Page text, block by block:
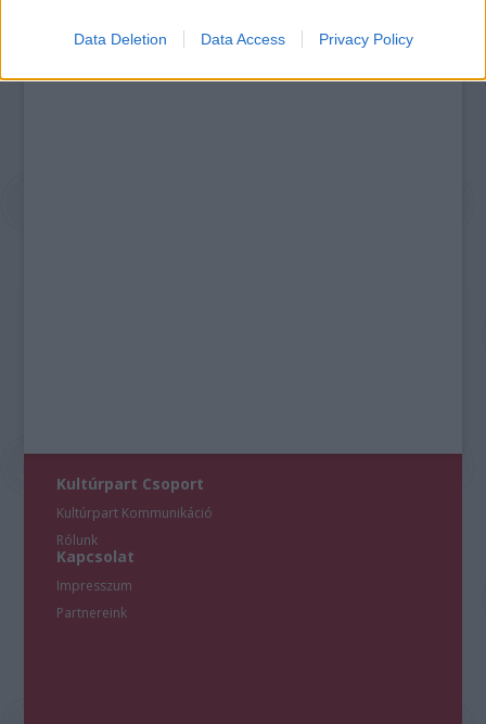
Data Deletion Data Access Privacy Policy
fotókat!
Hírlevél feliratkozás
Kultúrpart Csoport
Kultúrpart Kommunikáció
Rólunk
Kapcsolat
Impresszum
Partnereink